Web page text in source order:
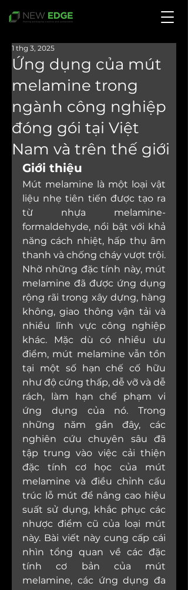
Ứng dụng của mút
melamine trong
ngành công nghiệp
đóng gói tại Việt
Nam và trên thế giới
1 thg 3, 2025
Giới thiệu
Mút melamine là một loại vật
liệu nhẹ tiên tiến được tạo ra
từ nhựa melamine-
formaldehyde, nổi bật với khả
năng cách nhiệt, hấp thụ âm
thanh và chống cháy vượt trội.
Nhờ những đặc tính này, mút
melamine đã được ứng dụng
rộng rãi trong xây dựng, hàng
không, giao thông vận tải và
nhiều lĩnh vực công nghiệp
khác. Mặc dù có nhiều ưu
điểm, mút melamine vẫn tồn
tại một số hạn chế cố hữu
như độ cứng thấp, dễ vỡ và dễ
rách, làm hạn chế phạm vi
ứng dụng của nó. Trong
những năm gần đây, các
nghiên cứu chuyên sâu đã
tập trung vào việc cải thiện
đặc tính cơ học của mút
melamine và điều chỉnh cấu
trúc lỗ mút để nâng cao hiệu
suất sử dụng, khắc phục các
nhược điểm cũ của loại mút
này. Bài viết này cung cấp cái
nhìn tổng quan về các đặc
tính cơ bản của mút
melamine, các ứng dụng đa